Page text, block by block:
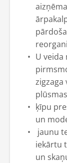
U
zigzaga
ķīpu
un
jaunu
iekārtu
un